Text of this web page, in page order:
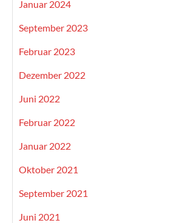
Januar 2024
September 2023
Februar 2023
Dezember 2022
Juni 2022
Februar 2022
Januar 2022
Oktober 2021
September 2021
Juni 2021